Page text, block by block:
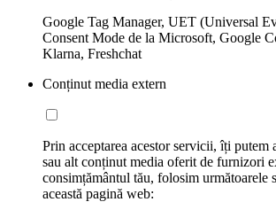
Google Tag Manager, UET (Universal
Consent Mode de la Microsoft, Google
Klarna, Freshchat
Conținut media extern
Prin acceptarea acestor servicii, îți putem
sau alt conținut media oferit de furnizori
consimțământul tău, folosim următoarele
această pagină web: